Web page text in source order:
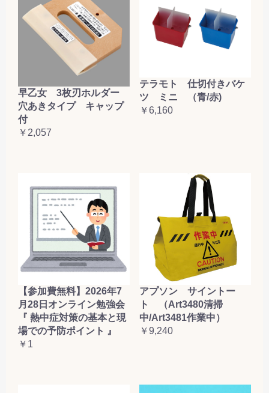
早乙女 3枚刃ホルダー
穴あきタイプ キャップ
付
￥2,057
テラモト 仕切付きバケ
ツ ミニ （青/赤)
￥6,160
【参加費無料】2026年7
月28日オンライン勉強会
『 熱中症対策の基本と現
場での予防ポイント 』
￥1
アプソン サイントー
ト （Art3480清掃
中/Art3481作業中）
￥9,240